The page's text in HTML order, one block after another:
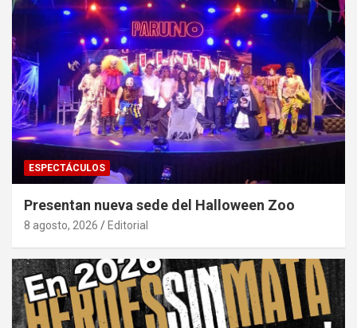
ESPECTÁCULOS
Presentan nueva sede del Halloween Zoo
8 agosto, 2026 Editorial